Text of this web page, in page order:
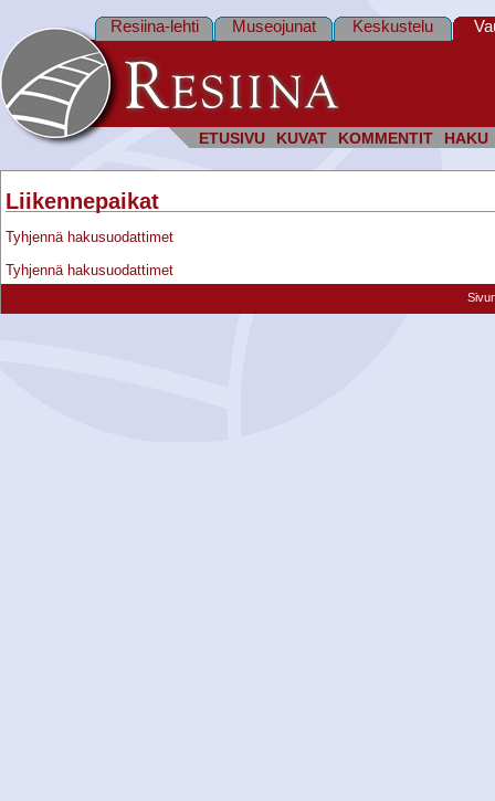
ETUSIVU KUVAT KOMMENTIT HAKU
Resiina-lehti Museojunat Keskustelu
Liikennepaikat
Tyhjennä hakusuodattimet
Tyhjennä hakusuodattimet